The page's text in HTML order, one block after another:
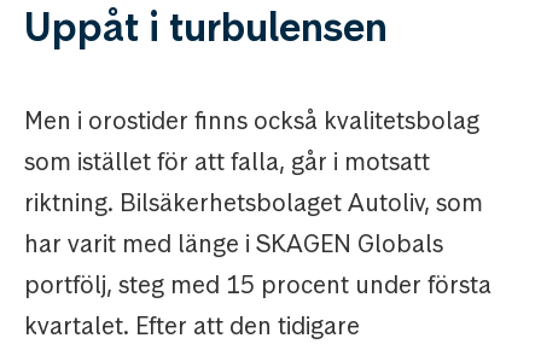
Uppåt i turbulensen
Men i orostider finns också kvalitetsbolag
som istället för att falla, går i motsatt
riktning. Bilsäkerhetsbolaget Autoliv, som
har varit med länge i SKAGEN Globals
portfölj, steg med 15 procent under första
kvartalet. Efter att den tidigare